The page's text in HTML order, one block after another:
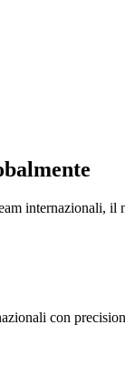
internazionali,
con